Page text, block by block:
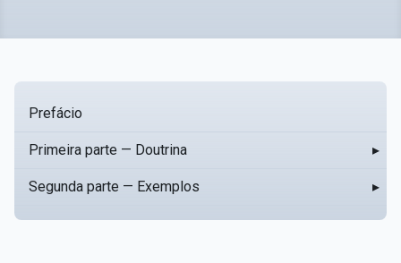
Prefácio
Primeira parte — Doutrina ▸
Segunda parte — Exemplos ▸